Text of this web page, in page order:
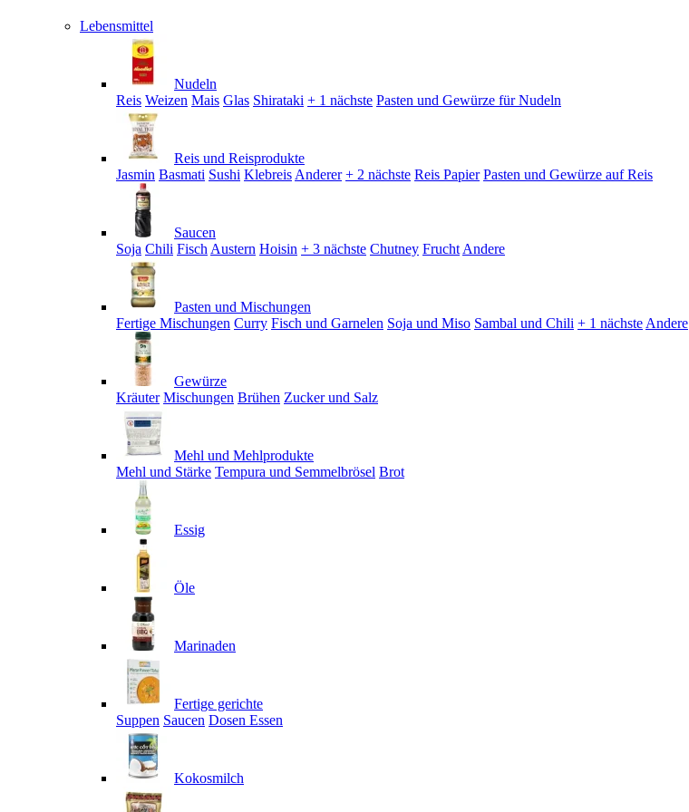
Lebensmittel
Nudeln
Reis Weizen Mais Glas Shirataki + 1 nächste Pasten und Gewürze für Nudeln
Reis und Reisprodukte
Jasmin Basmati Sushi Klebreis Anderer + 2 nächste Reis Papier Pasten und Gewürze auf Reis
Saucen
Soja Chili Fisch Austern Hoisin + 3 nächste Chutney Frucht Andere
Pasten und Mischungen
Fertige Mischungen Curry Fisch und Garnelen Soja und Miso Sambal und Chili + 1 nächste Andere
Gewürze
Kräuter Mischungen Brühen Zucker und Salz
Mehl und Mehlprodukte
Mehl und Stärke Tempura und Semmelbrösel Brot
Essig
Öle
Marinaden
Fertige gerichte
Suppen Saucen Dosen Essen
Kokosmilch